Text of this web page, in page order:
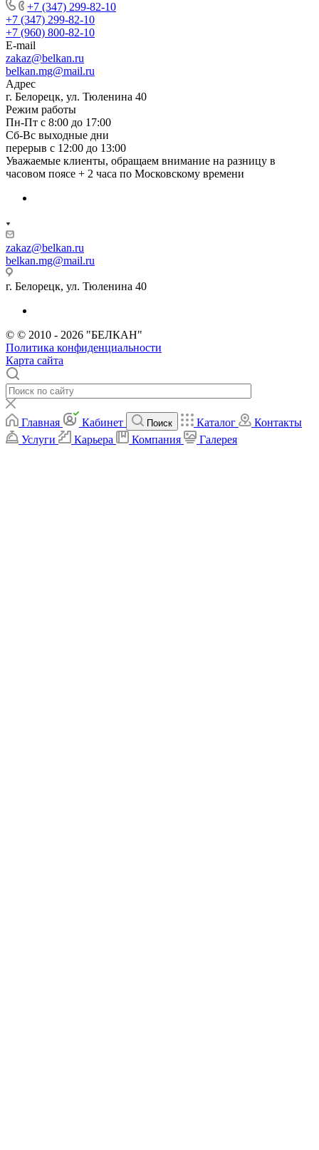
+7 (347) 299-82-10
+7 (347) 299-82-10
+7 (960) 800-82-10
E-mail
zakaz@belkan.ru
belkan.mg@mail.ru
Адрес
г. Белорецк, ул. Тюленина 40
Режим работы
Пн-Пт с 8:00 до 17:00
Сб-Вс выходные дни
перерыв с 12:00 до 13:00
Уважаемые клиенты, обращаем внимание на разницу в
часовом поясе + 2 часа по Московскому времени
zakaz@belkan.ru
belkan.mg@mail.ru
г. Белорецк, ул. Тюленина 40
© © 2010 - 2026 "БЕЛКАН"
Политика конфиденциальности
Карта сайта
Главная Кабинет Поиск Каталог
Контакты
Услуги
Карьера Компания Галерея